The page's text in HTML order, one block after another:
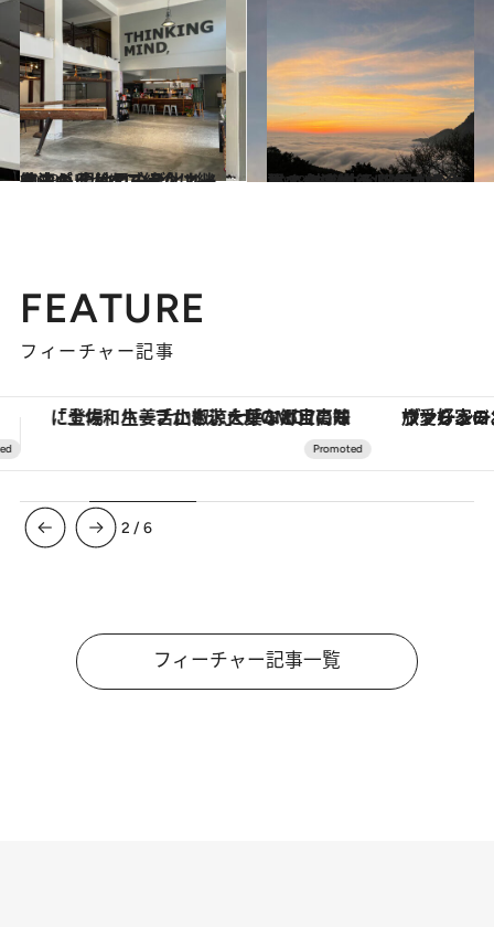
2023.6.1
台湾のリノベブームは継続中！ 現地コーディネーターが 今注目の台北リノベスポットをご紹介
旅＆お出かけ 2023.7.1
夏の台湾旅行におすすめ！ 神秘的な眺望からグルメまで揃う 阿里山のおすすめスポットをご紹介
旅＆お出かけ
FEATURE
フィーチャー記事
ヴァシュロン・コンスタンタン「オーヴァーシーズ・オートマティック」。旅愛好家のお気に入りコレクションから、ジェンダーレスな新作が登場 【夏限定ディナーコース】旬を
3 /6
フィーチャー記事一覧